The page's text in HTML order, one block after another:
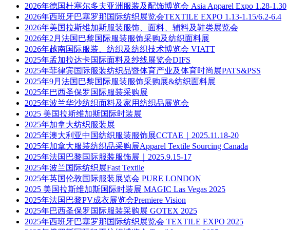
2026年德国杜塞尔多夫亚洲服装及配饰博览会 Asia Apparel Expo 1.28-1.30
2026年西班牙巴塞罗那国际纺织展览会TEXTILE EXPO 1.13-1.15/6.2-6.4
2026年美国拉斯维加斯服装服饰、面料、辅料及鞋类展览会
2026年2月法国巴黎国际服装服饰采购及纺织面料展
2026年越南国际服装、纺织及纺织技术博览会 VIATT
2025年孟加拉达卡国际面料及纱线展览会DIFS
2025年菲律宾国际服装纺织品暨体育产业及体育时尚展PATS&PSS
2025年9月法国巴黎国际服装服饰采购展&纺织面料展
2025年巴西圣保罗国际服装采购展
2025年波兰华沙纺织面料及家用纺织品展览会
2025 美国拉斯维加斯国际时装展
2025年加拿大纺织服装展
2025年澳大利亚中国纺织服装服饰展CCTAE｜2025.11.18-20
2025年加拿大服装纺织品采购展Apparel Textile Sourcing Canada
2025年法国巴黎国际服装服饰展｜2025.9.15-17
2025年波兰国际纺织展Fast Textile
2025年英国伦敦国际服装展览会 PURE LONDON
2025 美国拉斯维加斯国际时装展 MAGIC Las Vegas 2025
2025年法国巴黎PV成衣展览会Premiere Vision
2025年巴西圣保罗国际服装采购展 GOTEX 2025
2025年西班牙巴塞罗那国际纺织展览会 TEXTILE EXPO 2025